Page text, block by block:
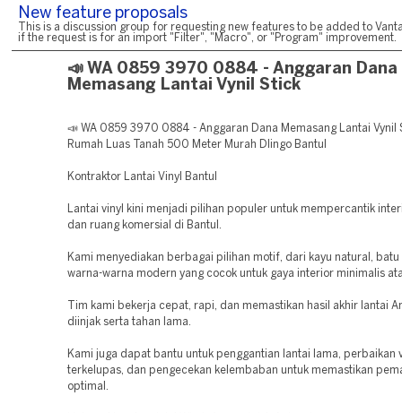
New feature proposals
This is a discussion group for requesting new features to be added to
if the request is for an import "Filter", "Macro", or "Program" improvement.
📣 WA 0859 3970 0884 - Anggaran Dana
Memasang Lantai Vynil Stick
📣 WA 0859 3970 0884 - Anggaran Dana Memasang Lantai Vynil
Rumah Luas Tanah 500 Meter Murah Dlingo Bantul
Kontraktor Lantai Vinyl Bantul
Lantai vinyl kini menjadi pilihan populer untuk mempercantik
dan ruang komersial di Bantul.
Kami menyediakan berbagai pilihan motif, dari kayu natural, batu
warna-warna modern yang cocok untuk gaya interior minimalis
Tim kami bekerja cepat, rapi, dan memastikan hasil akhir lantai
diinjak serta tahan lama.
Kami juga dapat bantu untuk penggantian lantai lama, perbaikan
terkelupas, dan pengecekan kelembaban untuk memastikan
optimal.